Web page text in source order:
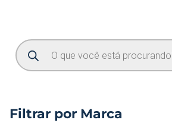
Filtrar por Marca